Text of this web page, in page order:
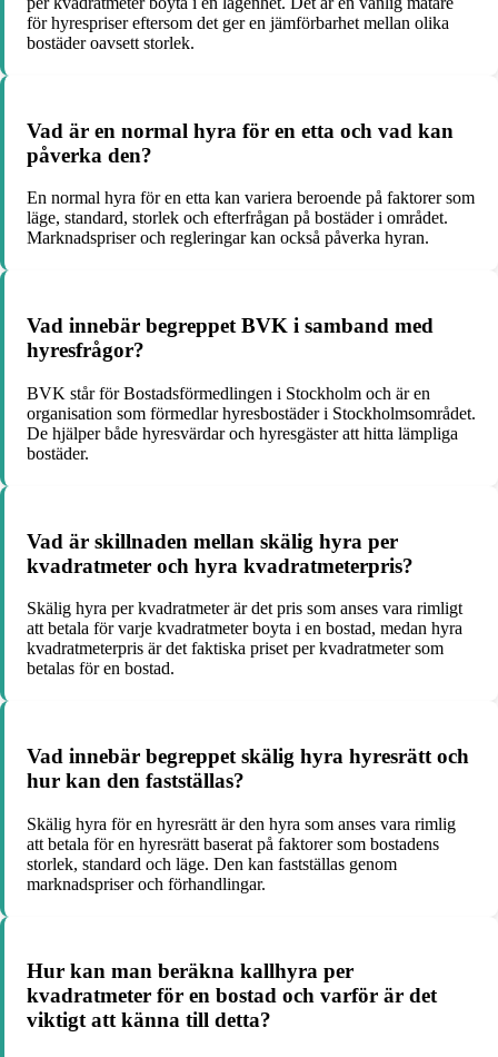
för hyrespriser eftersom det ger en jämförbarhet mellan olika
bostäder oavsett storlek.
Vad är en normal hyra för en etta och vad kan
påverka den?
En normal hyra för en etta kan variera beroende på faktorer som
läge, standard, storlek och efterfrågan på bostäder i området.
Marknadspriser och regleringar kan också påverka hyran.
Vad innebär begreppet BVK i samband med
hyresfrågor?
BVK står för Bostadsförmedlingen i Stockholm och är en
organisation som förmedlar hyresbostäder i Stockholmsområdet.
De hjälper både hyresvärdar och hyresgäster att hitta lämpliga
bostäder.
Vad är skillnaden mellan skälig hyra per
kvadratmeter och hyra kvadratmeterpris?
Skälig hyra per kvadratmeter är det pris som anses vara rimligt
att betala för varje kvadratmeter boyta i en bostad, medan hyra
kvadratmeterpris är det faktiska priset per kvadratmeter som
betalas för en bostad.
Vad innebär begreppet skälig hyra hyresrätt och
hur kan den fastställas?
Skälig hyra för en hyresrätt är den hyra som anses vara rimlig
att betala för en hyresrätt baserat på faktorer som bostadens
storlek, standard och läge. Den kan fastställas genom
marknadspriser och förhandlingar.
Hur kan man beräkna kallhyra per
kvadratmeter för en bostad och varför är det
viktigt att känna till detta?